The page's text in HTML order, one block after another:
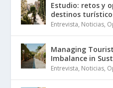
Estudio: retos y
destinos
Entrevista, Noticias,
Managing
Imbalance in
Entrevista, Noticias,